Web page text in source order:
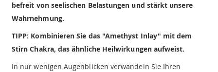
befreit von seelischen Belastungen und stärkt unsere
Wahrnehmung.
TIPP: Kombinieren Sie das "Amethyst Inlay" mit dem
Stirn Chakra, das ähnliche Heilwirkungen aufweist.
In nur wenigen Augenblicken verwandeln Sie Ihren